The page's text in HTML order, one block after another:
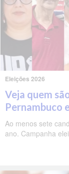
Eleições 2026
Veja quem
Pernambuco
Ao menos sete
ano. Campanha